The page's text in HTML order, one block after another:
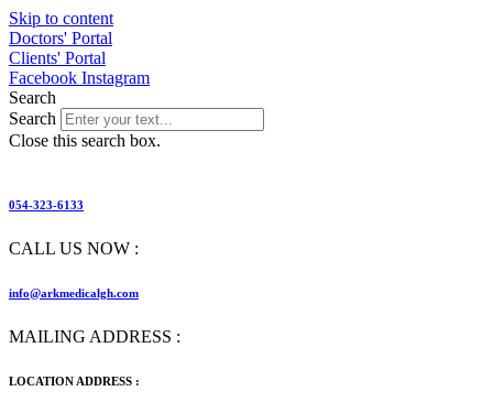
Skip to content
Doctors' Portal
Clients' Portal
Facebook Instagram
Search
Search
Close this search box.
054-323-6133
CALL US NOW :
info@arkmedicalgh.com
MAILING ADDRESS :
LOCATION ADDRESS :